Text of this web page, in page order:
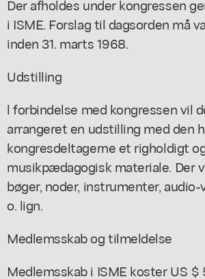
Der afholdes under kongressen
i ISME. Forslag til dagsorden må
inden 31. marts 1968.
Udstilling
l forbindelse med kongressen vil
arrangeret en udstilling med den
kongresdeltagerne et righoldigt
musikpædagogisk materiale. Der
bøger, noder, instrumenter,
o. lign.
Medlemsskab og tilmeldelse
Medlemsskab i ISME koster US $